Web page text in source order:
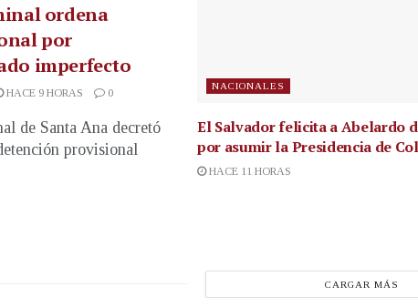
ordena
por
imperfecto
HACE 9 HORAS 0
de Santa Ana decretó
provisional
NACIONALES
El Salvador felicita a Abelardo
por asumir la Presidencia de
HACE 11 HORAS
CARGAR MÁS